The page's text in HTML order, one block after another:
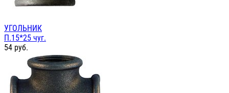
УГОЛЬНИК
П.15*25 чуг.
54 руб.